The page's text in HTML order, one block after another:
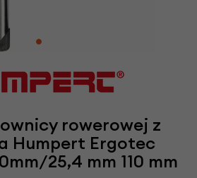
rowerowej z
Humpert Ergotec
25,4 mm 110 mm